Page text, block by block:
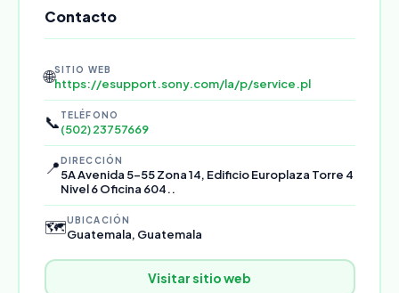
Contacto
🌐SITIO WEB
https://esupport.sony.com/la/p/service.pl
📞 TELÉFONO
(502) 23757669
📍DIRECCIÓN
5A Avenida 5-55 Zona 14, Edificio Europlaza Torre 4
Nivel 6 Oficina 604..
🗺️UBICACIÓN
Guatemala, Guatemala
Visitar sitio web